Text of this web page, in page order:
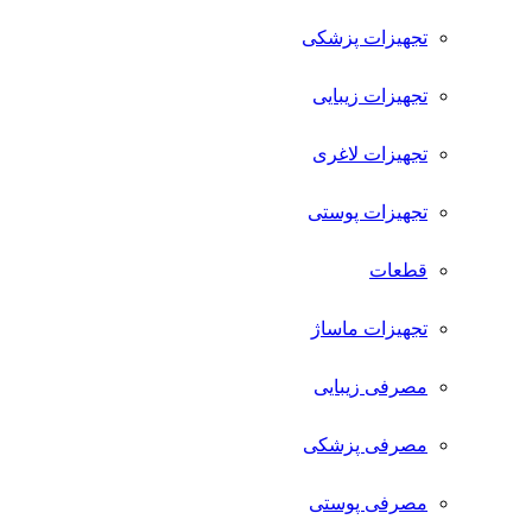
تجهیزات پزشکی
تجهیزات زیبایی
تجهیزات لاغری
تجهیزات پوستی
قطعات
تجهیزات ماساژ
مصرفی زیبایی
مصرفی پزشکی
مصرفی پوستی